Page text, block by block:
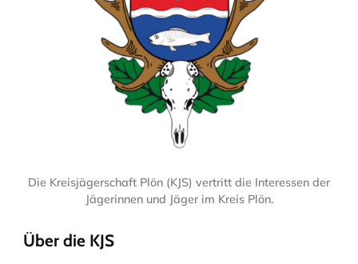
Die Kreisjägerschaft Plön (KJS) vertritt die Interessen der
Jägerinnen und Jäger im Kreis Plön.
Über die KJS